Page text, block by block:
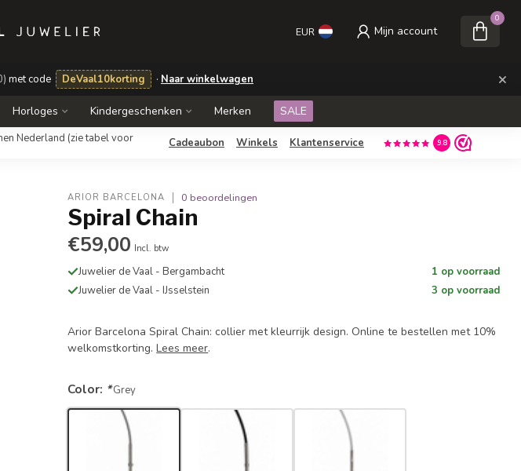
met code DeVaal10korting · Naar winkelwagen ×
EUR Mijn account
0
Horloges Kindergeschenken Merken SALE
Nederland (zie tabel voor Cadeaubon Winkels Klantenservice 9.8
ARIOR BARCELONA 0 beoordelingen
Spiral Chain
€59,00 Incl. btw
Juwelier de Vaal - Bergambacht
1 op voorraad
Juwelier de Vaal - IJsselstein
3 op voorraad
Arior Barcelona Spiral Chain: collier met kleurrijk design. Online te bestellen met 10%
welkomstkorting.Lees meer.
Color: *Grey